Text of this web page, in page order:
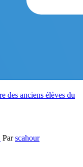
des anciens élèves du
Parscahour